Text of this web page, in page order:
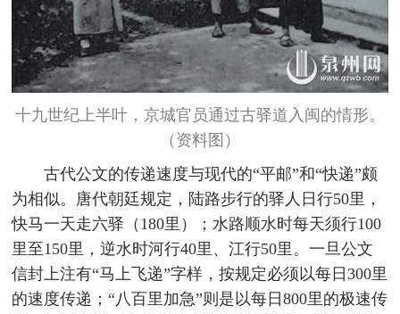
十九世纪上半叶，京城官员通过古驿道入闽的情形。
（资料图）
古代公文的传递速度与现代的“平邮”和“快递”颇
为相似。唐代朝廷规定，陆路步行的驿人日行50里，
快马一天走六驿（180里）；水路顺水时每天须行100
里至150里，逆水时河行40里、江行50里。一旦公文
信封上注有“马上飞递”字样，按规定必须以每日300里
的速度传递；“八百里加急”则是以每日800里的极速传